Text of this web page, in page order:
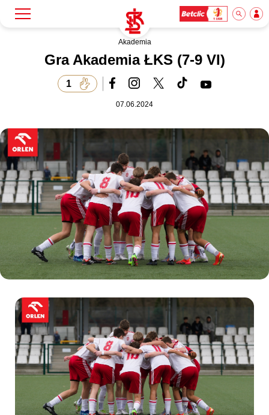
Bilety
Akademia
Biznes
Dla mediów
Kibice
Akademia
Gra Akademia ŁKS (7-9 VI)
1
07.06.2024